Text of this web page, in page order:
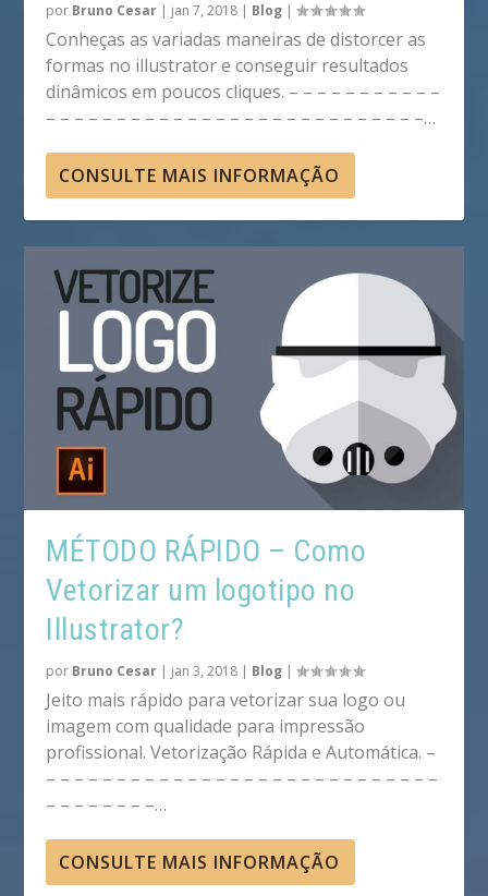
por Bruno Cesar jan 7, 2018 Blog |
Conheças as variadas maneiras de distorcer as
formas no illustrator e conseguir resultados
dinâmicos em poucos cliques. – – – – – – – – – – –
– – – – – – – – – – – – – – – – – – – – – – – – – – –…
CONSULTE MAIS INFORMAÇÃO
MÉTODO RÁPIDO – Como
Vetorizar um logotipo no
Illustrator?
por Bruno Cesar | jan 3, 2018 | Blog |
Jeito mais rápido para vetorizar sua logo ou
imagem com qualidade para impressão
profissional. Vetorização Rápida e Automática. –
– – – – – – – – – – – – – – – – – – – – – – – – – – – –
– – – – – – – –…
CONSULTE MAIS INFORMAÇÃO